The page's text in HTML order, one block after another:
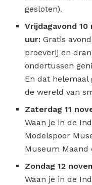
gesloten).
Vrijdagavond 10
uur: Gratis
proeverij en
ondertussen
En dat helemaal
de wereld van
Zaterdag 11
Waan je in de
Modelspoor
Museum Maand
Zondag 12
Waan je in de